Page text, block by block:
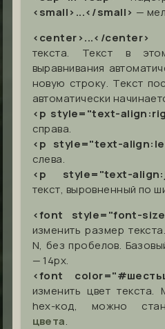
<small>...</small> —
<center>...</center>
текста. Текст в
выравнивания
новую строку. Текст
автоматически
<p style="text-
справа.
<p style="text-
слева.
<p style="text-
текст, выровненный по
<font style="font-
изменить размер
N, без пробелов.
— 14px.
<font
изменить цвет текста.
hex-код, можно
цвета.